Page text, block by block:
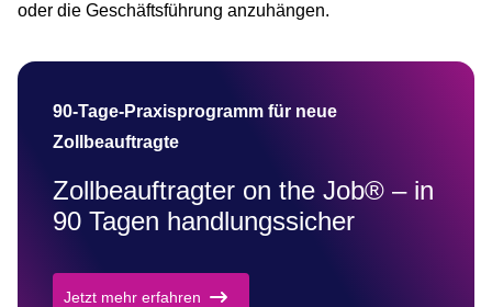
oder die Geschäftsführung anzuhängen.
90-Tage-Praxisprogramm für neue
Zollbeauftragte
Zollbeauftragter on the Job® – in
90 Tagen handlungssicher
Jetzt mehr erfahren